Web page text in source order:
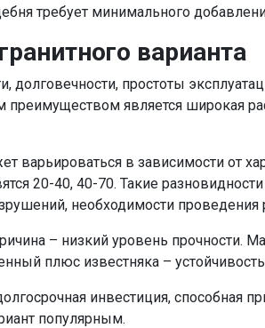
требует минимального
варианта
долговечности, простоты
является широкая
варьироваться в зависимости от
20-40, 40-70. Такие
необходимости проведения
– низкий уровень прочности.
плюс известняка –
инвестиция, способная
популярным.